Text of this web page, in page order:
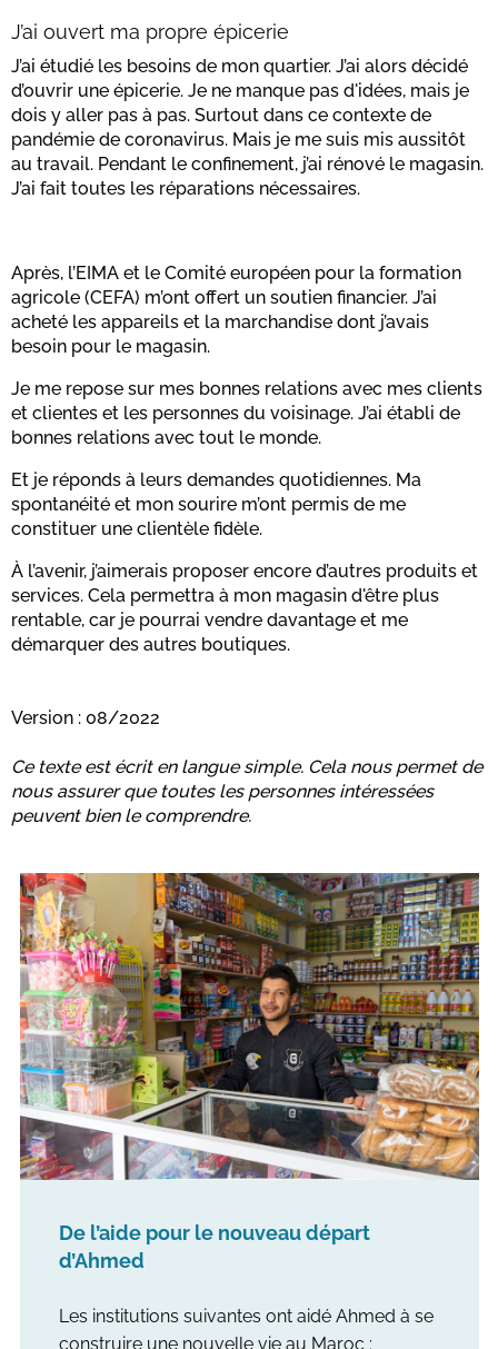
J’ai ouvert ma propre épicerie
J’ai étudié les besoins de mon quartier. J’ai alors décidé
d’ouvrir une épicerie. Je ne manque pas d'idées, mais je
dois y aller pas à pas. Surtout dans ce contexte de
pandémie de coronavirus. Mais je me suis mis aussitôt
au travail. Pendant le confinement, j’ai rénové le magasin.
J’ai fait toutes les réparations nécessaires.
Après, l’EIMA et le Comité européen pour la formation
agricole (CEFA) m’ont offert un soutien financier. J’ai
acheté les appareils et la marchandise dont j’avais
besoin pour le magasin.
Je me repose sur mes bonnes relations avec mes clients
et clientes et les personnes du voisinage. J’ai établi de
bonnes relations avec tout le monde.
Et je réponds à leurs demandes quotidiennes. Ma
spontanéité et mon sourire m’ont permis de me
constituer une clientèle fidèle.
À l’avenir, j’aimerais proposer encore d’autres produits et
services. Cela permettra à mon magasin d'être plus
rentable, car je pourrai vendre davantage et me
démarquer des autres boutiques.
Version : 08/2022
Ce texte est écrit en langue simple. Cela nous permet de
nous assurer que toutes les personnes intéressées
peuvent bien le comprendre.
De l’aide pour le nouveau départ
d’Ahmed
Les institutions suivantes ont aidé Ahmed à se
construire une nouvelle vie au Maroc :